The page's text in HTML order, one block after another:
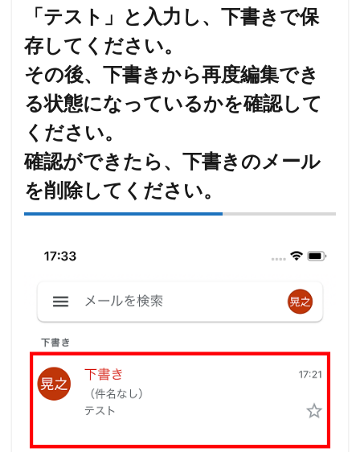
「テスト」と入力し、下書きで保
存してください。
その後、下書きから再度編集でき
る状態になっているかを確認して
ください。
確認ができたら、下書きのメール
を削除してください。